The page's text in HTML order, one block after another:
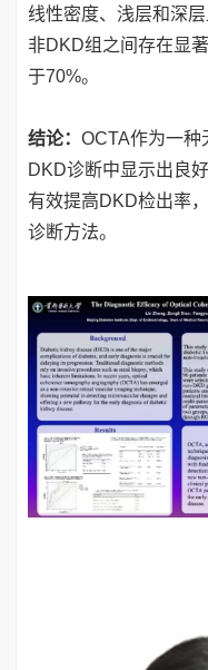
线性密度、浅层和深
非DKD组之间存在显
于70%。
结论： OCTA作为一种
DKD诊断中显示出良
有效提高DKD检出率
诊断方法。